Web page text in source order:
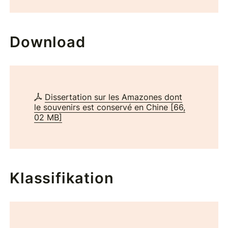
Download
Dissertation sur les Amazones dont
le souvenirs est conservé en Chine [66,
02 MB]
Klassifikation